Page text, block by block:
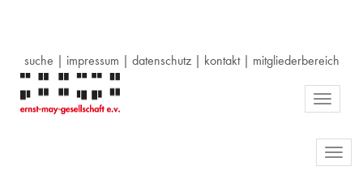
suche | impressum | datenschutz| kontakt| mitgliederbereich
Toggle